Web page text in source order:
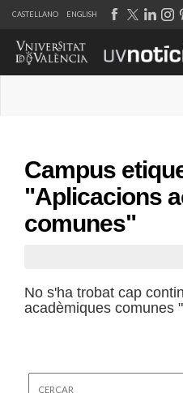
CASTELLANO ENGLISH
Campus
"Aplicacions
comunes"
No s'ha trobat cap
acadèmiques comunes "